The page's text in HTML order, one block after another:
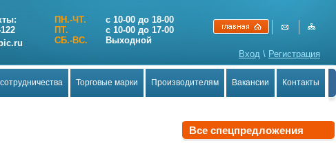
ПН.-ЧТ.
ПТ.
СБ.-ВС.
с 10-00 до 18-00
с 10-00 до 17-00
Выходной
Вход \ Регистрация
Торговые марки Производителям Вакансии Контакты
Все спецпредложения